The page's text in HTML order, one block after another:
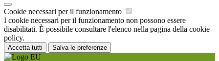
Cookie necessari per il funzionamento
I cookie necessari per il funzionamento non possono essere
disabilitati. È possibile consultare l'elenco nella pagina della cookie
policy.
Accetta tutti Salva le preferenze